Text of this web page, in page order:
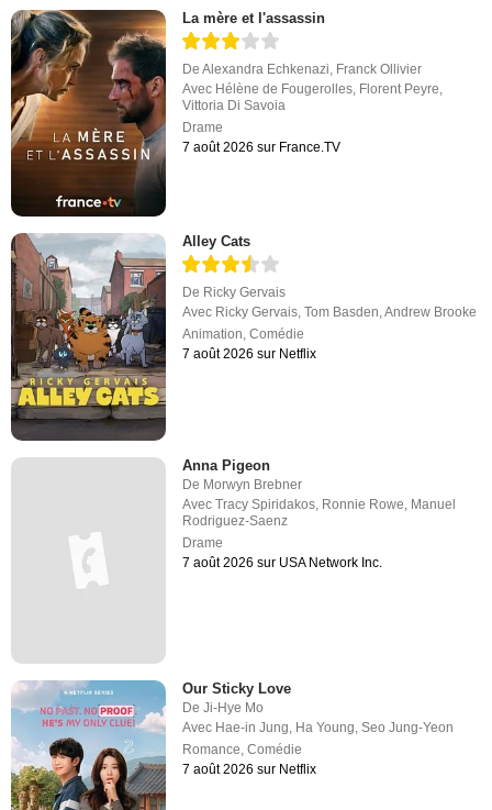
La mère et l'assassin
DeAlexandra Echkenazi, Franck Ollivier
Avec Hélène de Fougerolles, Florent Peyre,
Vittoria Di Savoia
Drame
7 août 2026 sur France.TV
Alley Cats
De Ricky Gervais
Avec Ricky Gervais,Tom Basden,Andrew Brooke
Animation,Comédie
7 août 2026 sur Netflix
Anna Pigeon
De Morwyn Brebner
AvecTracy Spiridakos Ronnie Rowe Manuel
Rodriguez-Saenz
Drame
7 août 2026 sur USA Network Inc.
Our Sticky Love
DeJi-Hye Mo
Avec Hae-in Jung, Ha Young,Seo Jung-Yeon
Romance,Comédie
7 août 2026 sur Netflix